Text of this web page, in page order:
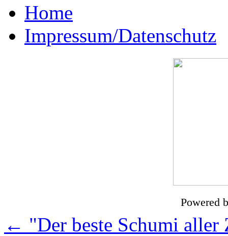
Home
Impressum/Datenschutz
Powered
← "Der beste Schumi aller